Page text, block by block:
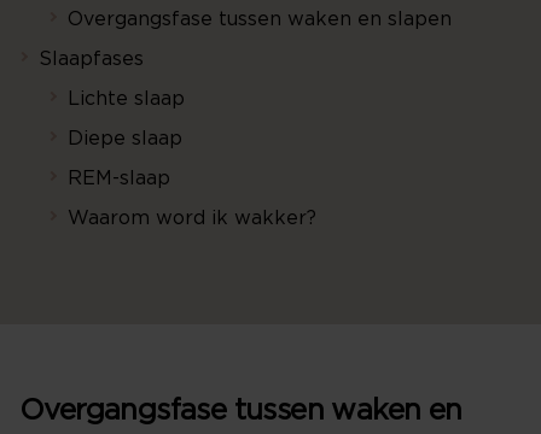
Overgangsfase tussen waken en slapen
Slaapfases
Lichte slaap
Diepe slaap
REM-slaap
Waarom word ik wakker?
Overgangsfase tussen waken en